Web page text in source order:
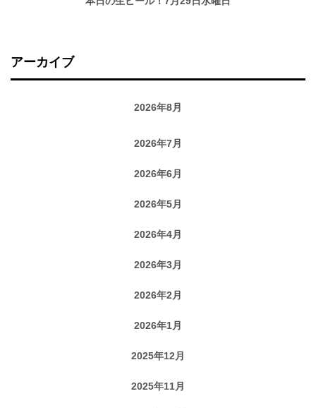
アーカイブ
2026年8月
2026年7月
2026年6月
2026年5月
2026年4月
2026年3月
2026年2月
2026年1月
2025年12月
2025年11月